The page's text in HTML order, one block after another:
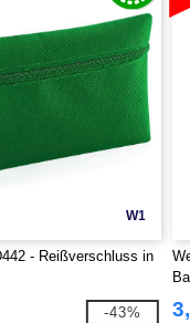
W1
- Reißverschluss in
-43%